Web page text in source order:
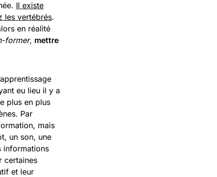
Il existe
les vertébrés.
en réalité
former, mettre
eu lieu il y a
plus en plus
Par
mais
un son, une
informations
certaines
et leur